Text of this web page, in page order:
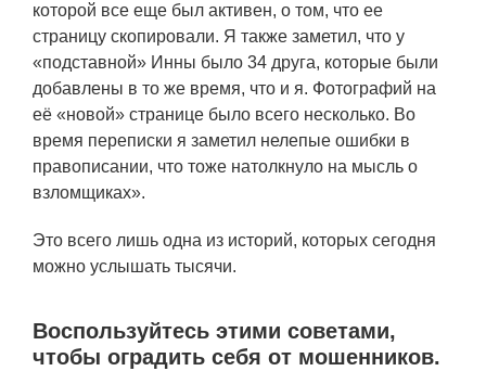
которой все еще был активен, о том, что ее
страницу скопировали. Я также заметил, что у
«подставной» Инны было 34 друга, которые были
добавлены в то же время, что и я. Фотографий на
её «новой» странице было всего несколько. Во
время переписки я заметил нелепые ошибки в
правописании, что тоже натолкнуло на мысль о
взломщиках».
Это всего лишь одна из историй, которых сегодня
можно услышать тысячи.
Воспользуйтесь этими советами,
чтобы оградить себя от мошенников.